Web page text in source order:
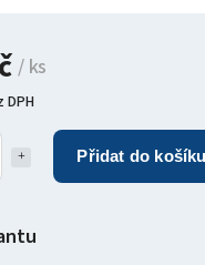
/ ks
DPH
Přidat do košíku